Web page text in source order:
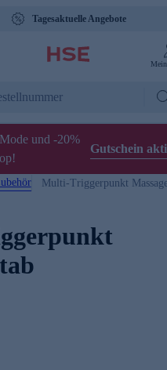
Tagesaktuelle Angebote
und -20%
Gutschein
Multi-Triggerpunkt